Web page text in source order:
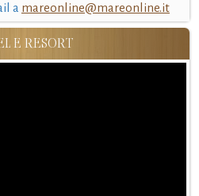
a mareonline@mareonline.it
E RESORT